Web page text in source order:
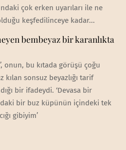
çok erken uyarıları ile ne
keşfedilinceye kadar...
bembeyaz bir karanlıkta
onun, bu kıtada görüşü çoğu
kılan sonsuz beyazlığı tarif
bir ifadeydi. ‘Devasa bir
bir buz küpünün içindeki tek
gibiyim’